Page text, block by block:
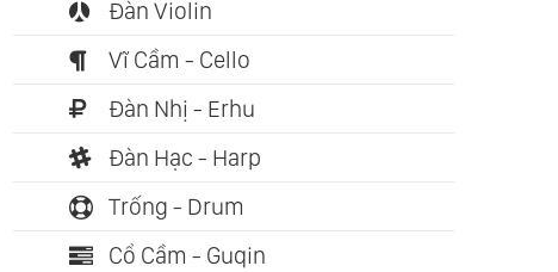
Đàn Violin
Vĩ Cầm - Cello
Đàn Nhị - Erhu
Đàn Hạc - Harp
Trống - Drum
Cổ Cầm - Guqin